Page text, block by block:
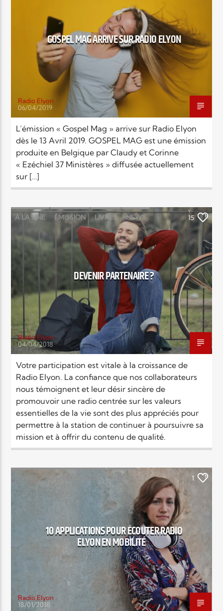
Radio Elyon
Elyon Rhema
Elyon Hits
Elyon Live
Elyon Kids
GOSPEL MAG ARRIVE SUR RADIO ELYON
Radio Elyon
06/04/2019
L’émission « Gospel Mag » arrive sur Radio Elyon
dès le 13 Avril 2019. GOSPEL MAG est une émission
produite en Belgique par Claudy et Corinne
« Ezéchiel 37 Ministères » diffusée actuellement
sur […]
À LA UNE ÉMISSION LIVRES NEWS 15
DEVENIR PARTENAIRE ?
Radio Elyon
04/04/2018
Votre participation est vitale à la croissance de
Radio Elyon. La confiance que nos collaborateurs
nous témoignent et leur désir sincère de
promouvoir une radio centrée sur les valeurs
essentielles de la vie sont des plus appréciés pour
permettre à la station de continuer à poursuivre sa
mission et à offrir du contenu de qualité.
LIVRES LOUANGE MUSIC 1
10 APPLICATIONS POUR ÉCOUTER RADIO
ELYON EN MOBILITÉ
Radio Elyon
18/01/2018